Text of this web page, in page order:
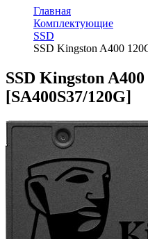
Главная
Комплектующие
SSD
SSD Kingston A400
SSD Kingston
[SA400S37/120G]